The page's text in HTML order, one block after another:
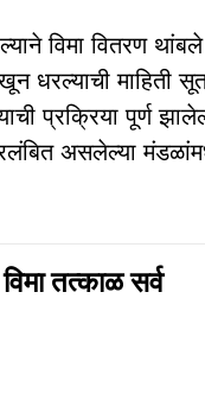
विमा वितरण थांबले
धरल्याची माहिती
प्रक्रिया पूर्ण
असलेल्या
तत्काळ सर्व